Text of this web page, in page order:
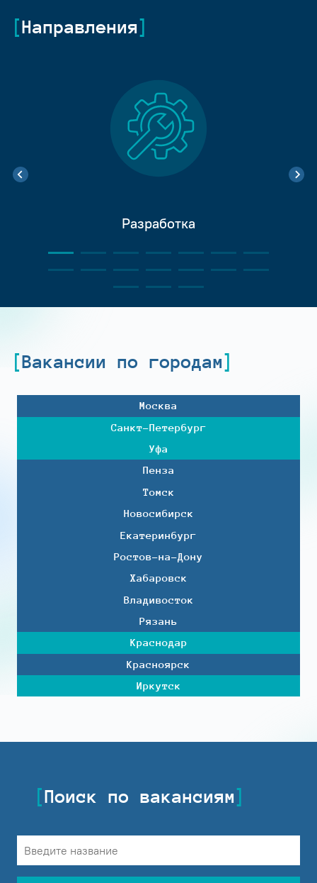
Направления
Разработка
Вакансии по городам
Москва
Санкт-Петербург
Уфа
Пенза
Томск
Новосибирск
Екатеринбург
Ростов-на-Дону
Хабаровск
Владивосток
Рязань
Краснодар
Красноярск
Иркутск
Поиск по вакансиям